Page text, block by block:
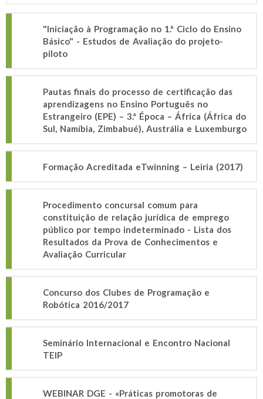
"Iniciação à Programação no 1.º Ciclo do Ensino
Básico" - Estudos de Avaliação do projeto-
piloto
Pautas finais do processo de certificação das
aprendizagens no Ensino Português no
Estrangeiro (EPE) – 3.ª Época – África (África do
Sul, Namíbia, Zimbabué), Austrália e Luxemburgo
Formação Acreditada eTwinning – Leiria (2017)
Procedimento concursal comum para
constituição de relação jurídica de emprego
público por tempo indeterminado - Lista dos
Resultados da Prova de Conhecimentos e
Avaliação Curricular
Concurso dos Clubes de Programação e
Robótica 2016/2017
Seminário Internacional e Encontro Nacional
TEIP
WEBINAR DGE - «Práticas promotoras de